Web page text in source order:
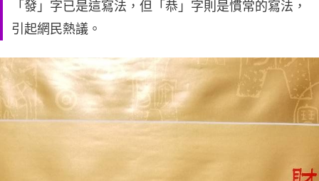
「發」字已是這寫法，但「恭」字則是慣常的寫法，
引起網民熱議。